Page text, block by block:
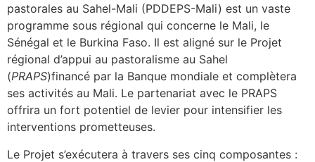
pastorales au Sahel-Mali (PDDEPS-Mali) est un vaste
programme sous régional qui concerne le Mali, le
Sénégal et le Burkina Faso. Il est aligné sur le Projet
régional d’appui au pastoralisme au Sahel
(PRAPS)financé par la Banque mondiale et complètera
ses activités au Mali. Le partenariat avec le PRAPS
offrira un fort potentiel de levier pour intensifier les
interventions prometteuses.
Le Projet s’exécutera à travers ses cinq composantes :